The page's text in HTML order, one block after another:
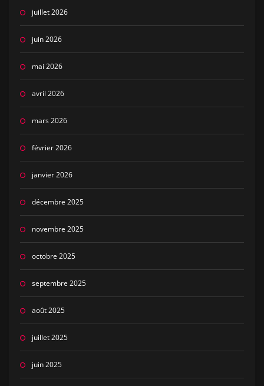
juillet 2026
juin 2026
mai 2026
avril 2026
mars 2026
février 2026
janvier 2026
décembre 2025
novembre 2025
octobre 2025
septembre 2025
août 2025
juillet 2025
juin 2025